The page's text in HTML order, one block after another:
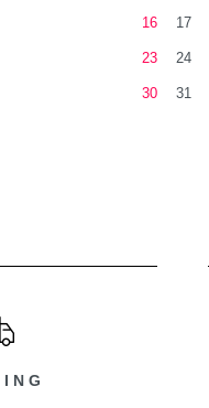
16 17
23 24
30 31